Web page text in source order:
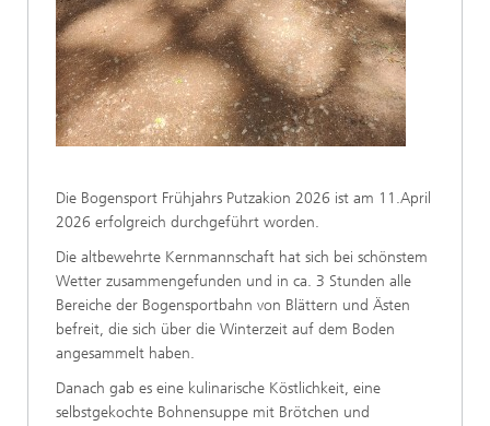
Die Bogensport Frühjahrs Putzakion 2026 ist am 11.April
2026 erfolgreich durchgeführt worden.
Die altbewehrte Kernmannschaft hat sich bei schönstem
Wetter zusammengefunden und in ca. 3 Stunden alle
Bereiche der Bogensportbahn von Blättern und Ästen
befreit, die sich über die Winterzeit auf dem Boden
angesammelt haben.
Danach gab es eine kulinarische Köstlichkeit, eine
selbstgekochte Bohnensuppe mit Brötchen und